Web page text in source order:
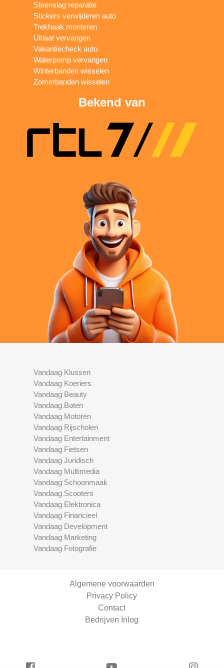
Steenslag reparatie
Stickers verwijderen auto
Trekhaak monteren
Uitlaat vervangen
Vakantiecheck auto
Waterpomp vervangen
Winterbanden wisselen
Zomerbanden wisselen
Bekend van
Vandaag Klussen
Vandaag Koeriers
Vandaag Beauty
Vandaag Boten
Vandaag Motoren
Vandaag Rijscholen
Vandaag Entertainment
Vandaag Fietsen
Vandaag Juridisch
Vandaag Multimedia
Vandaag Schoonmaak
Vandaag Scooters
Vandaag Elektronica
Vandaag Financieel
Vandaag Development
Vandaag Marketing
Vandaag Fotografie
Algemene voorwaarden
Privacy Policy
Contact
Bedrijven Inlog